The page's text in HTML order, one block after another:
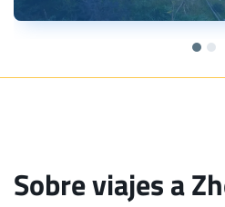
Sobre viajes a